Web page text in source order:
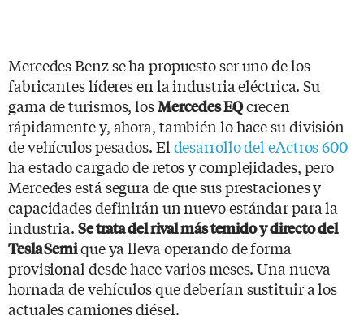
Mercedes Benz se ha propuesto ser uno de los
fabricantes líderes en la industria eléctrica. Su
gama de turismos, losMercedes EQcrecen
rápidamente y, ahora, también lo hace su división
de vehículos pesados. El desarrollo del eActros 600
ha estado cargado de retos y complejidades, pero
Mercedes está segura de que sus prestaciones y
capacidades definirán un nuevo estándar para la
industria. Se trata del rival más temido y directo del
Tesla Semique ya lleva operando de forma
provisional desde hace varios meses. Una nueva
hornada de vehículos que deberían sustituir a los
actuales camiones diésel.